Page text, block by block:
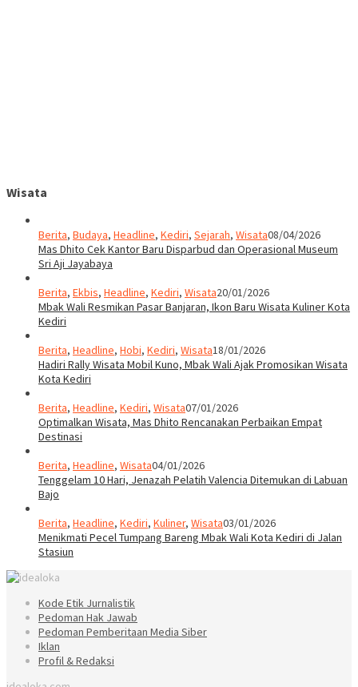
Wisata
Berita, Budaya, Headline, Kediri, Sejarah, Wisata08/04/2026
Mas Dhito Cek Kantor Baru Disparbud dan Operasional Museum
Sri Aji Jayabaya
Berita, Ekbis, Headline, Kediri, Wisata20/01/2026
Mbak Wali Resmikan Pasar Banjaran, Ikon Baru Wisata Kuliner Kota
Kediri
Berita, Headline, Hobi, Kediri, Wisata18/01/2026
Hadiri Rally Wisata Mobil Kuno, Mbak Wali Ajak Promosikan Wisata
Kota Kediri
Berita, Headline, Kediri, Wisata07/01/2026
Optimalkan Wisata, Mas Dhito Rencanakan Perbaikan Empat
Destinasi
Berita, Headline, Wisata04/01/2026
Tenggelam 10 Hari, Jenazah Pelatih Valencia Ditemukan di Labuan
Bajo
Berita, Headline, Kediri, Kuliner, Wisata03/01/2026
Menikmati Pecel Tumpang Bareng Mbak Wali Kota Kediri di Jalan
Stasiun
Kode Etik Jurnalistik
Pedoman Hak Jawab
Pedoman Pemberitaan Media Siber
Iklan
Profil & Redaksi